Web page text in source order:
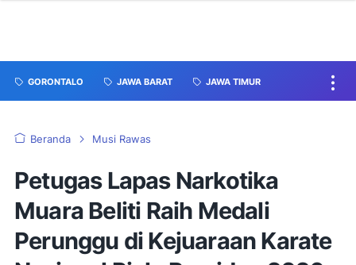
GORONTALO JAWA BARAT JAWA TIMUR
Beranda Musi Rawas
Petugas Lapas Narkotika
Muara Beliti Raih Medali
Perunggu di Kejuaraan Karate